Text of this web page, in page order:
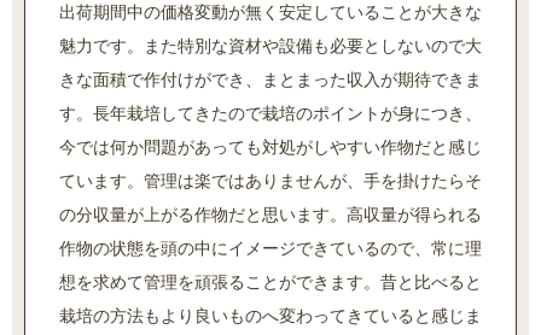
出荷期間中の価格変動が無く安定していることが大きな
魅力です。また特別な資材や設備も必要としないので大
きな面積で作付けができ、まとまった収入が期待できま
す。長年栽培してきたので栽培のポイントが身につき、
今では何か問題があっても対処がしやすい作物だと感じ
ています。管理は楽ではありませんが、手を掛けたらそ
の分収量が上がる作物だと思います。高収量が得られる
作物の状態を頭の中にイメージできているので、常に理
想を求めて管理を頑張ることができます。昔と比べると
栽培の方法もより良いものへ変わってきていると感じま